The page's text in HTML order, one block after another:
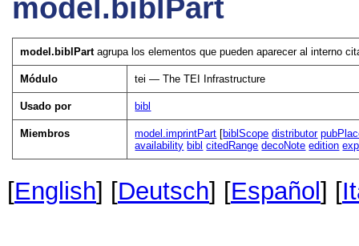
model.biblPart
model.biblPartagrupa los elementos que pueden aparecer al interno
Módulo tei — The TEI Infrastructure
Usado por bibl
Miembros model.imprintPart [biblScope distributor
availability bibl citedRange decoNote edition
[English] [Deutsch] [Español ] [